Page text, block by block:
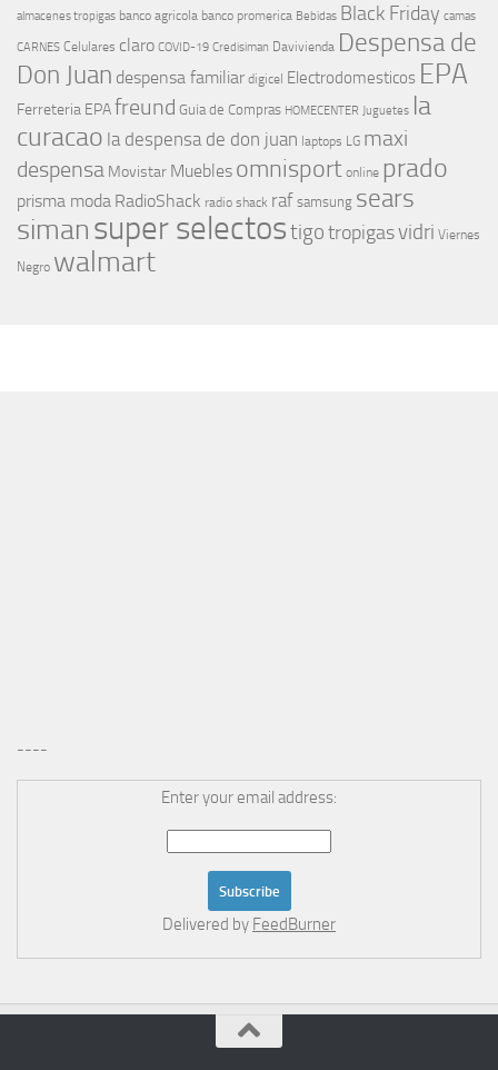
almacenes tropigas banco agricola banco promerica Bebidas Black Friday camas
CARNES Celulares claro COVID-19 Credisiman Davivienda Despensa de
Don Juan despensa familiar digicel Electrodomesticos EPA
Ferreteria EPAfreund Guia de Compras HOMECENTER Juguetes la
curacao la despensa de don juan laptops LG maxi
despensa Movistar Muebles omnisport online prado
prisma moda RadioShack radio shack raf samsung sears
simansuper selectostigotropigasvidri Viernes
Negro walmart
----
Enter your email address:
Delivered by FeedBurner